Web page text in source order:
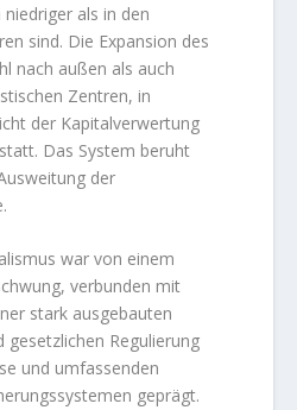
als in den
sind. Die Expansion des
nach außen als auch
Zentren, in
der Kapitalverwertung
Das System beruht
der
war von einem
verbunden mit
stark ausgebauten
Regulierung
und umfassenden
geprägt.